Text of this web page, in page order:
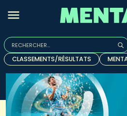
Rechercher :
Quand les résultats de l'auto-
CLASSEMENTS/RÉSULTATS